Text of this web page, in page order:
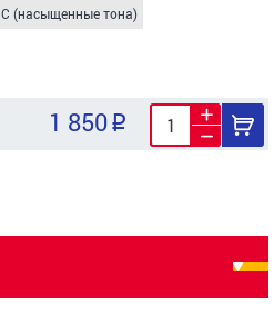
C (насыщенные тона)
1 850